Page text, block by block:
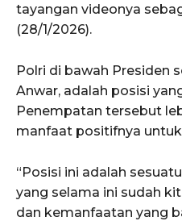
tayangan videonya
(28/1/2026).
Polri di bawah Presiden
Anwar, adalah posisi
Penempatan tersebut
manfaat positifnya
“Posisi ini adalah
yang selama ini sudah
dan kemanfaatan yang